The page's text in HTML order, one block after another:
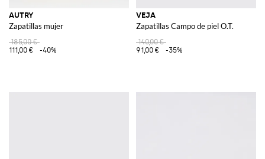
AUTRY
Zapatillas mujer
185,00 €
111,00 €
-40%
VEJA
Zapatillas Campo de piel O.T.
140,00 €
91,00 €
-35%